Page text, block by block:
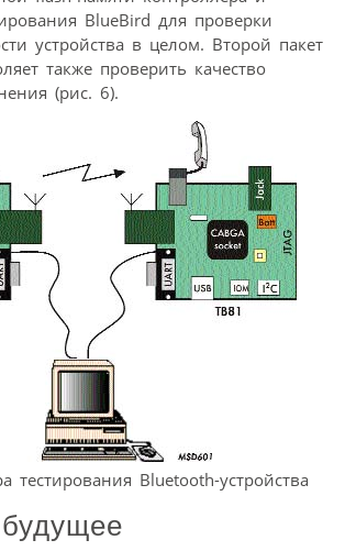
BlueBird для проверки
устройства в целом. Второй пакет
также проверить качество
(рис. 6).
тестирования Bluetooth-устройства